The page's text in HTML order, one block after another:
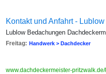
Kontakt und Anfahrt -
Lublow Bedachungen
Freitag: Handwerk > Dachdecker
www.dachdeckermeister-